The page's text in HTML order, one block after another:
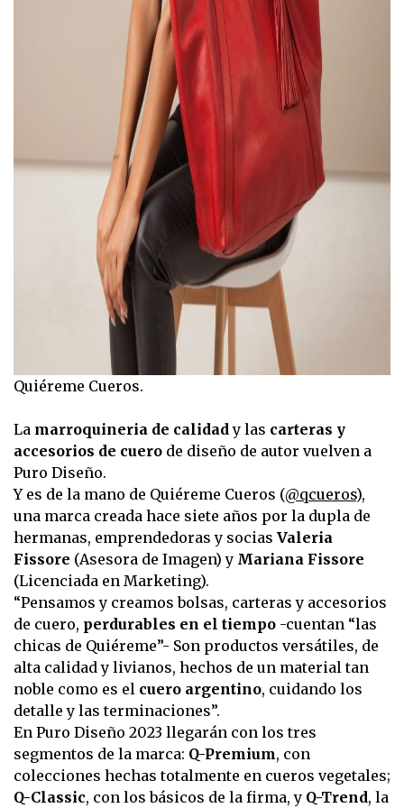
Quiéreme Cueros.
La marroquineria de calidad y las carteras y
accesorios de cuero de diseño de autor vuelven a
Puro Diseño.
Y es de la mano de Quiéreme Cueros (@qcueros),
una marca creada hace siete años por la dupla de
hermanas, emprendedoras y socias Valeria
Fissore (Asesora de Imagen) y Mariana Fissore
(Licenciada en Marketing).
“Pensamos y creamos bolsas, carteras y accesorios
de cuero, perdurables en el tiempo -cuentan “las
chicas de Quiéreme”- Son productos versátiles, de
alta calidad y livianos, hechos de un material tan
noble como es el cuero argentino, cuidando los
detalle y las terminaciones”.
En Puro Diseño 2023 llegarán con los tres
segmentos de la marca: Q-Premium, con
colecciones hechas totalmente en cueros vegetales;
Q-Classic, con los básicos de la firma, y Q-Trend, la